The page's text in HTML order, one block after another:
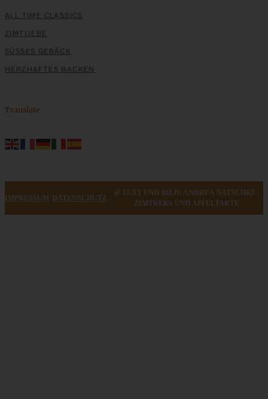
ALL TIME CLASSICS
ZIMTLIEBE
SÜSSES GEBÄCK
HERZHAFTES BACKEN
Translate
IMPRESSUM DATENSCHUTZ
@ TEXT UND BILD: ANDREA NATSCHKE |
ZIMTKEKS UND APFELTARTE